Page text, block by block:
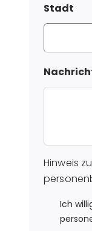
Stadt
Hinweis
Ich